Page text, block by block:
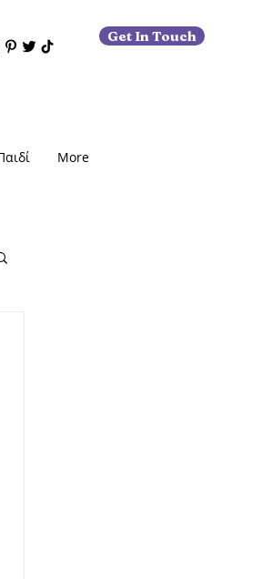
Get In Touch
More